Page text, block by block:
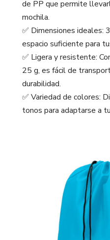
de PP que permite
mochila.
✅ Dimensiones ideales:
espacio suficiente para
✅ Ligera y resistente:
25 g, es fácil de
durabilidad.
✅ Variedad de colores:
tonos para adaptarse a